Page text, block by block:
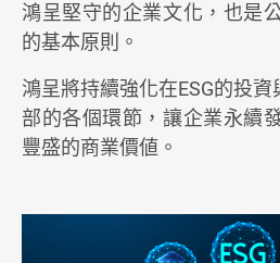
鴻呈堅守的企業文化，也是
的基本原則。
鴻呈將持續強化在ESG的投資
部的各個環節，讓企業永續
豐盛的商業價値。
ESG永續報告書
利害關係人議合
新聞 & 活動